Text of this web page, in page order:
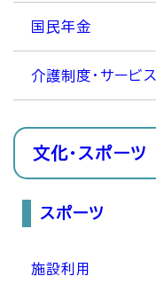
国民年金
介護制度・サービス
文化・スポーツ
スポーツ
施設利用